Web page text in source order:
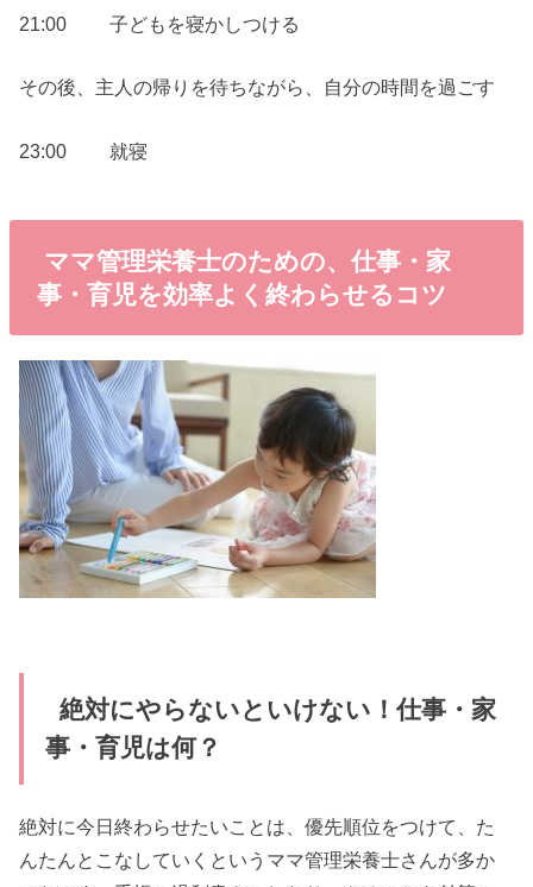
21:00 子どもを寝かしつける
その後、主人の帰りを待ちながら、自分の時間を過ごす
23:00 就寝
ママ管理栄養士のための、仕事・家
事・育児を効率よく終わらせるコツ
絶対にやらないといけない！仕事・家
事・育児は何？
絶対に今日終わらせたいことは、優先順位をつけて、た
んたんとこなしていくというママ管理栄養士さんが多か